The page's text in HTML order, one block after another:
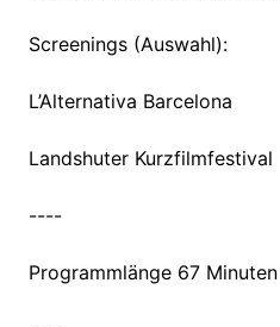
Screenings (Auswahl):
L’Alternativa Barcelona
Landshuter Kurzfilmfestival
----
Programmlänge 67 Minuten